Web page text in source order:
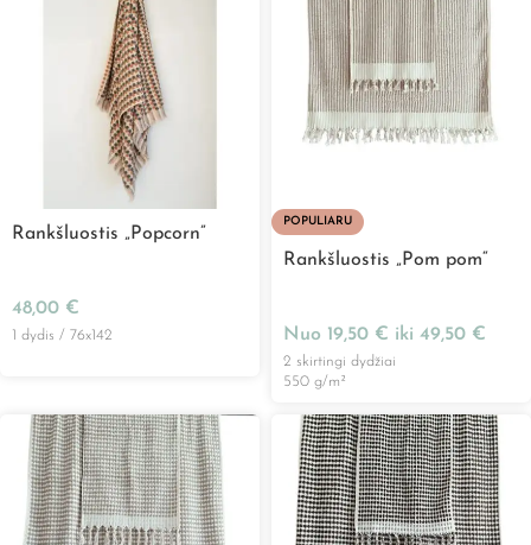
Rankšluostis „Popcorn”
48,00 €
1 dydis / 76x142
POPULIARU
Rankšluostis „Pom pom“
Nuo 19,50 € iki 49,50 €
2 skirtingi dydžiai
550 g/m²